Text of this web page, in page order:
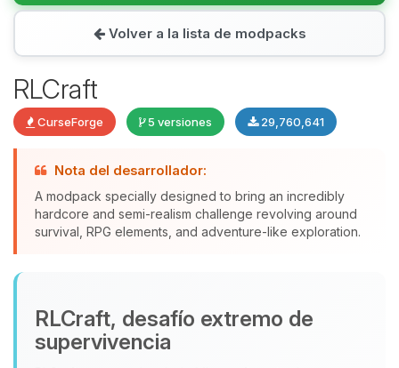
Volver a la lista de modpacks
RLCraft
CurseForge 5 versiones 29,760,641
Nota del desarrollador:
A modpack specially designed to bring an incredibly
hardcore and semi-realism challenge revolving around
survival, RPG elements, and adventure-like exploration.
RLCraft, desafío extremo de
supervivencia
Yupi, por fin alguien con quien
hablar! Soy Choupy, tu pequeno
09/08/2026 03:21